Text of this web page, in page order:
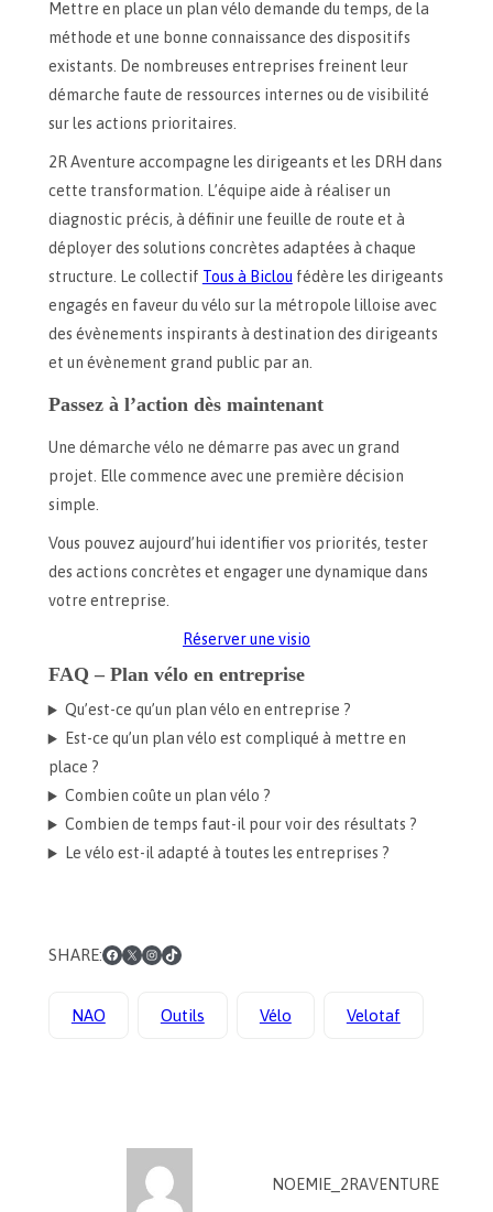
Mettre en place un plan vélo demande du temps, de la
méthode et une bonne connaissance des dispositifs
existants. De nombreuses entreprises freinent leur
démarche faute de ressources internes ou de visibilité
sur les actions prioritaires.
2R Aventure accompagne les dirigeants et les DRH dans
cette transformation. L’équipe aide à réaliser un
diagnostic précis, à définir une feuille de route et à
déployer des solutions concrètes adaptées à chaque
structure. Le collectif Tous à Biclou fédère les dirigeants
engagés en faveur du vélo sur la métropole lilloise avec
des évènements inspirants à destination des dirigeants
et un évènement grand public par an.
Passez à l’action dès maintenant
Une démarche vélo ne démarre pas avec un grand
projet. Elle commence avec une première décision
simple.
Vous pouvez aujourd’hui identifier vos priorités, tester
des actions concrètes et engager une dynamique dans
votre entreprise.
Réserver une visio
FAQ – Plan vélo en entreprise
Qu’est-ce qu’un plan vélo en entreprise ?
Est-ce qu’un plan vélo est compliqué à mettre en
place ?
Combien coûte un plan vélo ?
Combien de temps faut-il pour voir des résultats ?
Le vélo est-il adapté à toutes les entreprises ?
SHARE:Facebook
XInstagram
TikTok
NAO Outils Vélo Velotaf
NOEMIE_2RAVENTURE